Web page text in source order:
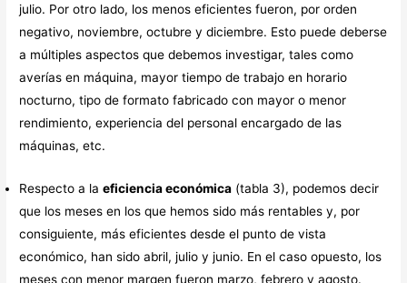
julio. Por otro lado, los menos eficientes fueron, por orden
negativo, noviembre, octubre y diciembre. Esto puede deberse
a múltiples aspectos que debemos investigar, tales como
averías en máquina, mayor tiempo de trabajo en horario
nocturno, tipo de formato fabricado con mayor o menor
rendimiento, experiencia del personal encargado de las
máquinas, etc.
Respecto a laeficiencia económica (tabla 3), podemos decir
que los meses en los que hemos sido más rentables y, por
consiguiente, más eficientes desde el punto de vista
económico, han sido abril, julio y junio. En el caso opuesto, los
meses con menor margen fueron marzo, febrero y agosto.